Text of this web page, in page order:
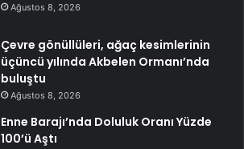
Ağustos 8, 2026
Çevre gönüllüleri, ağaç kesimlerinin
üçüncü yılında Akbelen Ormanı’nda
buluştu
Ağustos 8, 2026
Enne Barajı’nda Doluluk Oranı Yüzde
100’ü Aştı